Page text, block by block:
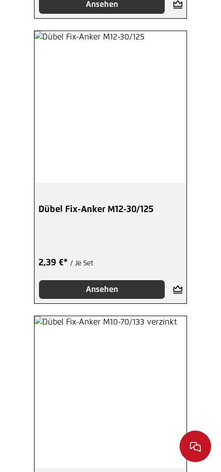
Ansehen
Dübel Fix-Anker M12-30/125
2,39 €* / Je Set
Ansehen